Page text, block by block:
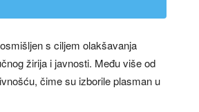
s ciljem olakšavanja
žirija i javnosti. Među više od
čime su izborile plasman u